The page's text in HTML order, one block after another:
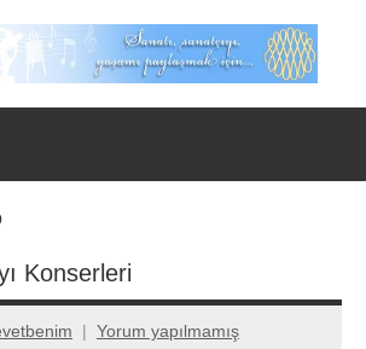
Konserleri
Yorum yapılmamış